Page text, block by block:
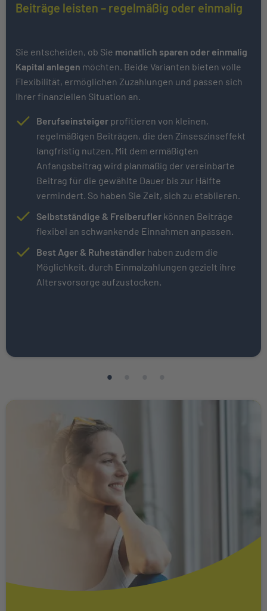
Beiträge leisten – regelmäßig oder einmalig
Sie entscheiden, ob Sie monatlich sparen oder einmalig
Kapital anlegen möchten. Beide Varianten bieten volle
Flexibilität, ermöglichen Zuzahlungen und passen sich
Ihrer finanziellen Situation an.
Berufseinsteiger profitieren von kleinen,
regelmäßigen Beiträgen, die den Zinseszinseffekt
langfristig nutzen. Mit dem ermäßigten
Anfangsbeitrag wird planmäßig der vereinbarte
Beitrag für die gewählte Dauer bis zur Hälfte
vermindert. So haben Sie Zeit, sich zu etablieren.
Selbstständige & Freiberufler können Beiträge
flexibel an schwankende Einnahmen anpassen.
Best Ager & Ruheständler haben zudem die
Möglichkeit, durch Einmalzahlungen gezielt ihre
Altersvorsorge aufzustocken.